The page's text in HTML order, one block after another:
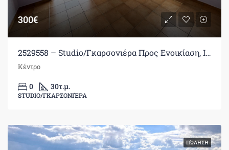
300€
2529558 – Studio/Γκαρσονιέρα Προς Ενοικίαση, Ιωάννινα, 30 τ.μ., €300
Κέντρο
0 30τ.μ.
STUDIO/ΓΚΑΡΣΟΝΙΈΡΑ
ΠΏΛΗΣΗ